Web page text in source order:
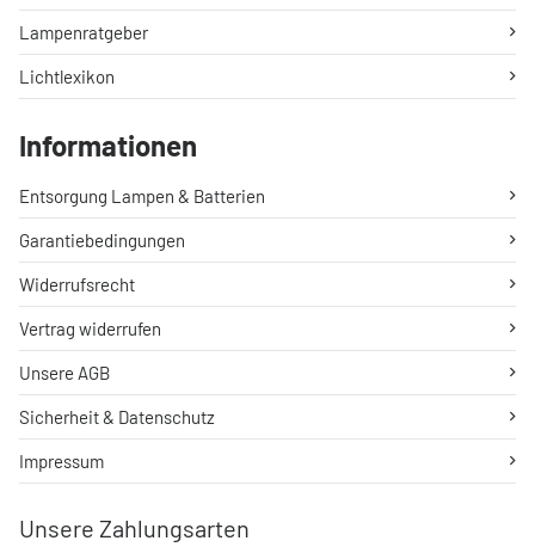
Unsere Zahlungsarten
Lampenratgeber
Lichtlexikon
Informationen
Entsorgung Lampen & Batterien
Garantiebedingungen
Widerrufsrecht
Vertrag widerrufen
Unsere AGB
Sicherheit & Datenschutz
Impressum